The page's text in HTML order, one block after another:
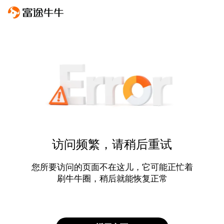
访问频繁，请稍后重试
您所要访问的页面不在这儿，它可能正忙着
刷牛牛圈，稍后就能恢复正常